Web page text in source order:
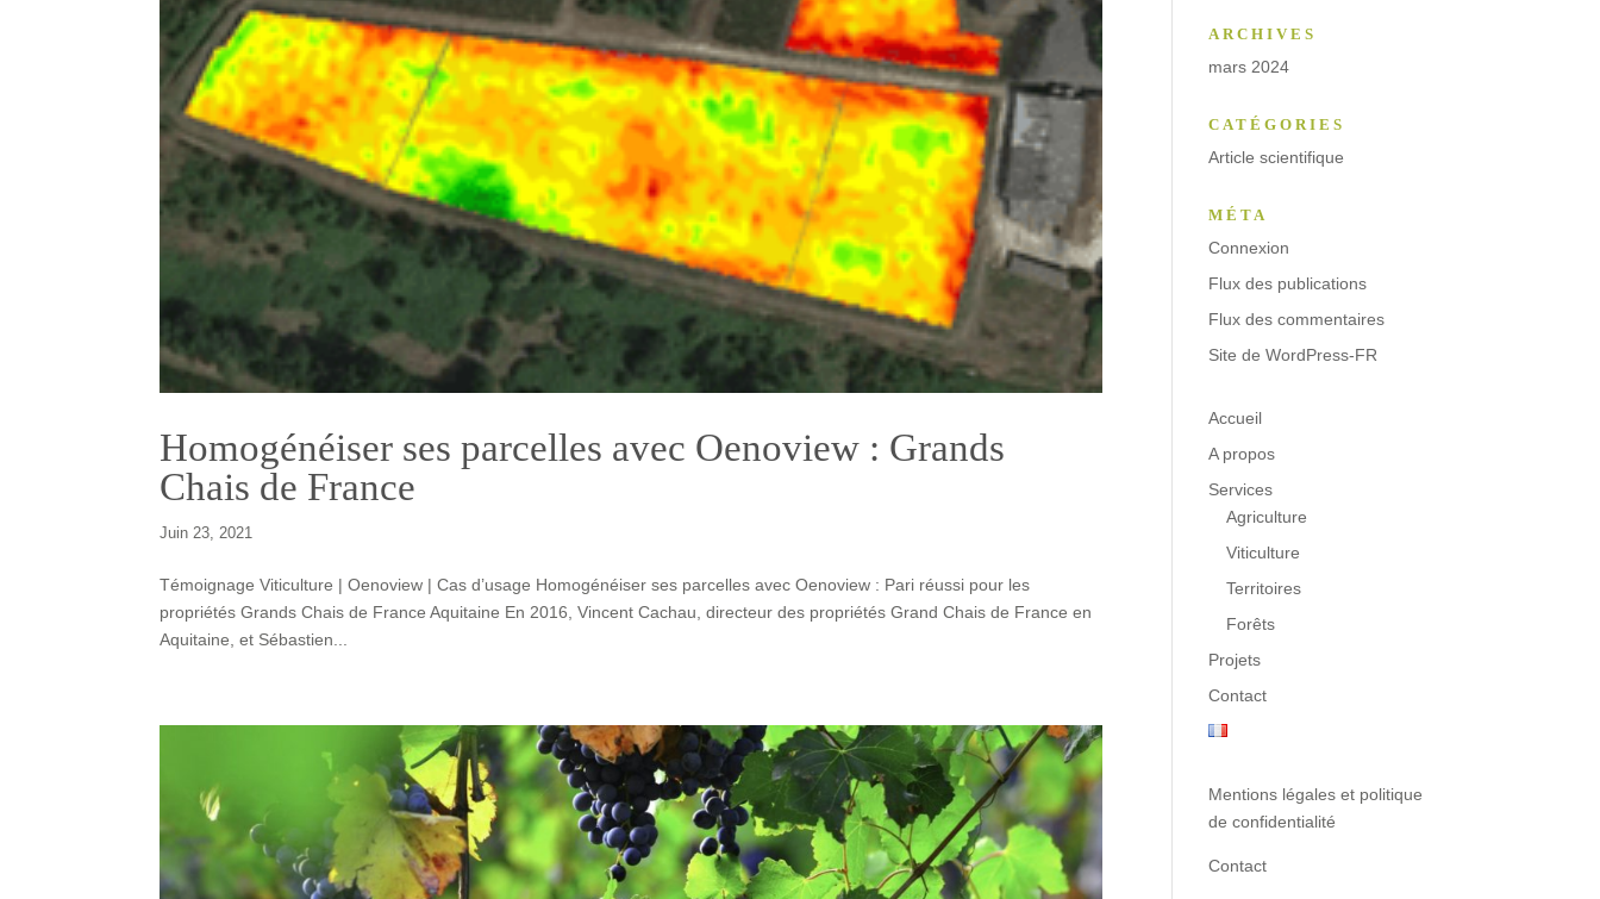
Homogénéiser ses parcelles avec Oenoview : Grands
Chais de France
Juin 23, 2021
Témoignage Viticulture | Oenoview | Cas d’usage Homogénéiser ses parcelles avec Oenoview : Pari réussi pour les
propriétés Grands Chais de France Aquitaine En 2016, Vincent Cachau, directeur des propriétés Grand Chais de France en
Aquitaine, et Sébastien...
ARCHIVES
mars 2024
CATÉGORIES
Article scientifique
MÉTA
Connexion
Flux des publications
Flux des commentaires
Site de WordPress-FR
Accueil
A propos
Services
Agriculture
Viticulture
Territoires
Forêts
Projets
Contact
Mentions légales et politique
de confidentialité
Contact